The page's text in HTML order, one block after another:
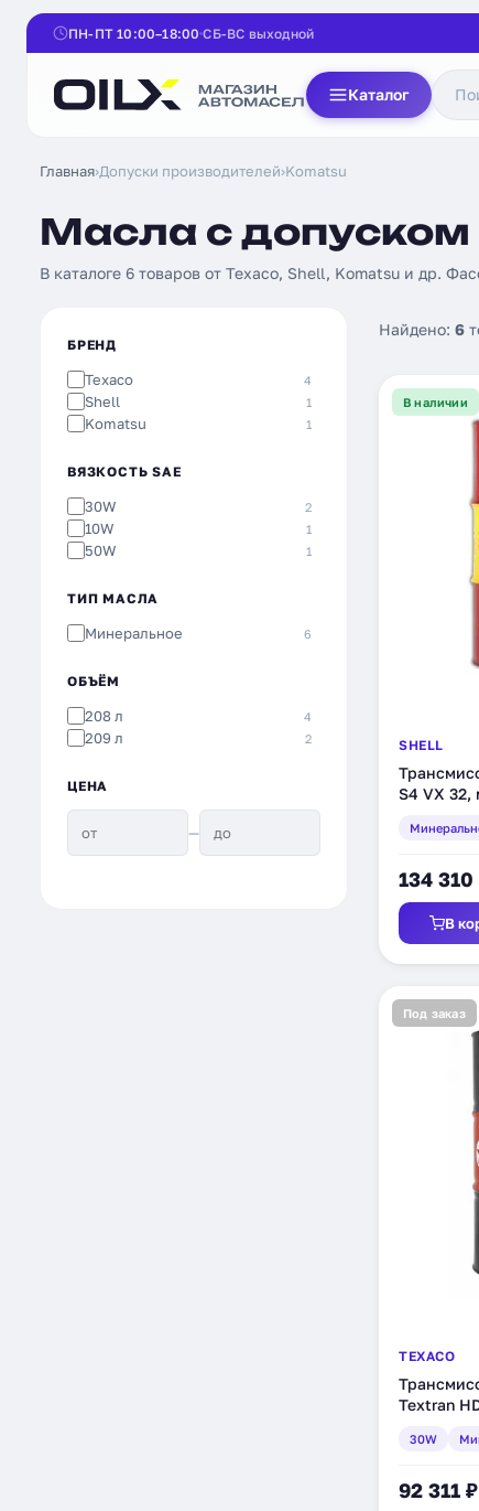
ПН-ПТ 10:00–18:00 СБ-ВС выходной
Каталог
Главная›Допуски производителей›Komatsu
Масла с допуском
В каталоге 6 товаров от Texaco, Shell, Komatsu и др.
БРЕНД
Texaco 4
Shell 1
Komatsu 1
ВЯЗКОСТЬ SAE
30W 2
10W 1
50W 1
ТИП МАСЛА
Минеральное 6
ОБЪЁМ
208 л 4
209 л 2
ЦЕНА
—
Найдено: 6
В наличии
SHELL
S4 VX 32,
134 310
В
Под заказ
TEXACO
Textran
30W
92 311 ₽